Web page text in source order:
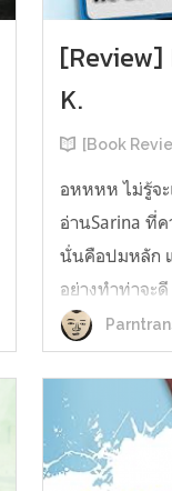
[Review]
K.
[Book Review] ผลพล
อหหหห ไม่รู้จ
อ่านSarina ที่
นั่นคือปมหลัก
อย่างทำท่าจะ
รันเคยเจออะ
ทันใด!!! ตรงนี้
มาก ทำให้รู้สึ